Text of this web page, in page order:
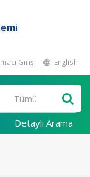
Girişi English
Detaylı Arama